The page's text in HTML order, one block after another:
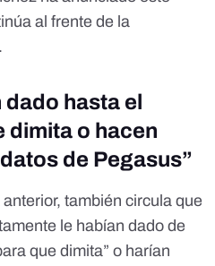
al frente de la
.
dado hasta el
dimita o hacen
de Pegasus”
también circula que
le habían dado de
que dimita” o harían